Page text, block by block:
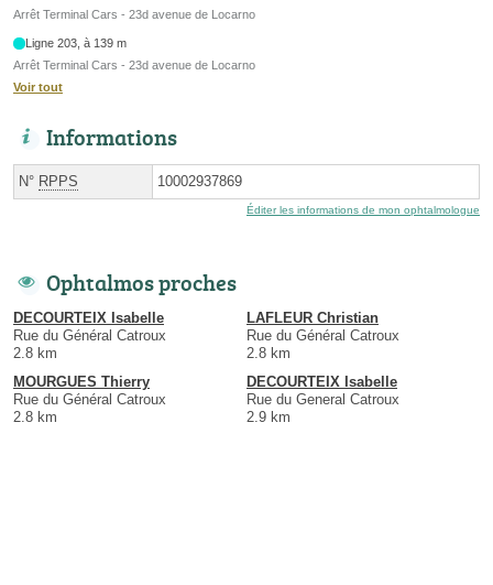
Arrêt Terminal Cars - 23d avenue de Locarno
Ligne 203, à 139 m
Arrêt Terminal Cars - 23d avenue de Locarno
Voir tout
Informations
N° RPPS 10002937869
Éditer les informations de mon ophtalmologue
Ophtalmos proches
DECOURTEIX Isabelle
Rue du Général Catroux
2.8 km
LAFLEUR Christian
Rue du Général Catroux
2.8 km
MOURGUES Thierry
Rue du Général Catroux
2.8 km
DECOURTEIX Isabelle
Rue du General Catroux
2.9 km